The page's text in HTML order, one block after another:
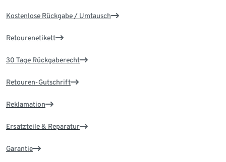
Kostenlose Rückgabe / Umtausch
Retourenetikett
30 Tage Rückgaberecht
Retouren-Gutschrift
Reklamation
Ersatzteile & Reparatur
Garantie